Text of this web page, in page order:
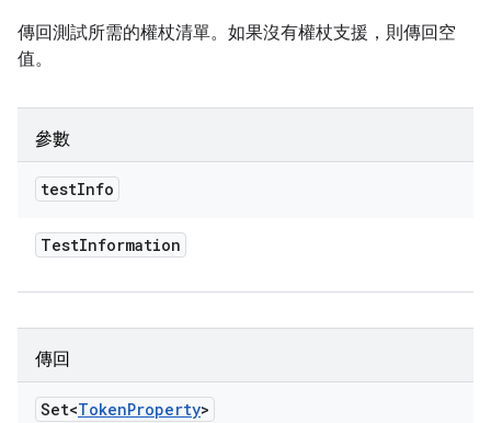
傳回測試所需的權杖清單。如果沒有權杖支援，則傳回空
值。
參數
testInfo
TestInformation
傳回
Set<TokenProperty>